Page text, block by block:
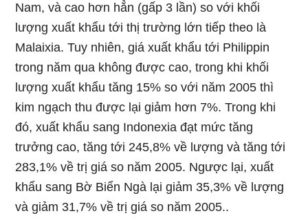
Nam, và cao hơn hẳn (gấp 3 lần) so với khối
lượng xuất khẩu tới thị trường lớn tiếp theo là
Malaixia. Tuy nhiên, giá xuất khẩu tới Philippin
trong năm qua không được cao, trong khi khối
lượng xuất khẩu tăng 15% so với năm 2005 thì
kim ngạch thu được lại giảm hơn 7%. Trong khi
đó, xuất khẩu sang Indonexia đạt mức tăng
trưởng cao, tăng tới 245,8% về lượng và tăng tới
283,1% về trị giá so năm 2005. Ngược lại, xuất
khẩu sang Bờ Biển Ngà lại giảm 35,3% về lượng
và giảm 31,7% về trị giá so năm 2005..